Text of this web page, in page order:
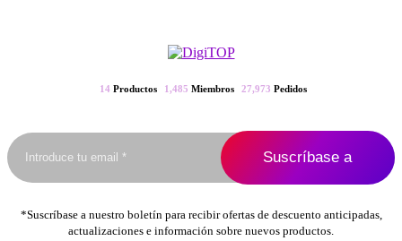
14 Productos 1,485 Miembros 27,973 Pedidos
*Suscríbase a nuestro boletín para recibir ofertas de descuento anticipadas,
actualizaciones e información sobre nuevos productos.